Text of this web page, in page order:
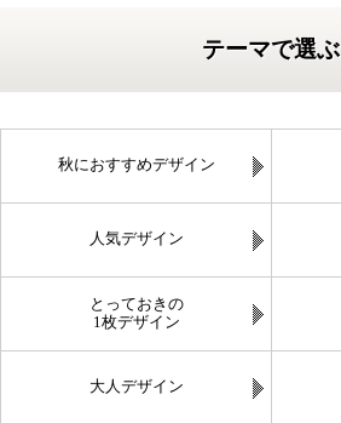
テーマで選ぶ
秋におすすめデザイン
人気デザイン
とっておきの
1枚デザイン
大人デザイン